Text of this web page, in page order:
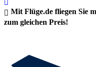
Mit Flüge.de fliegen Sie
zum gleichen Preis!